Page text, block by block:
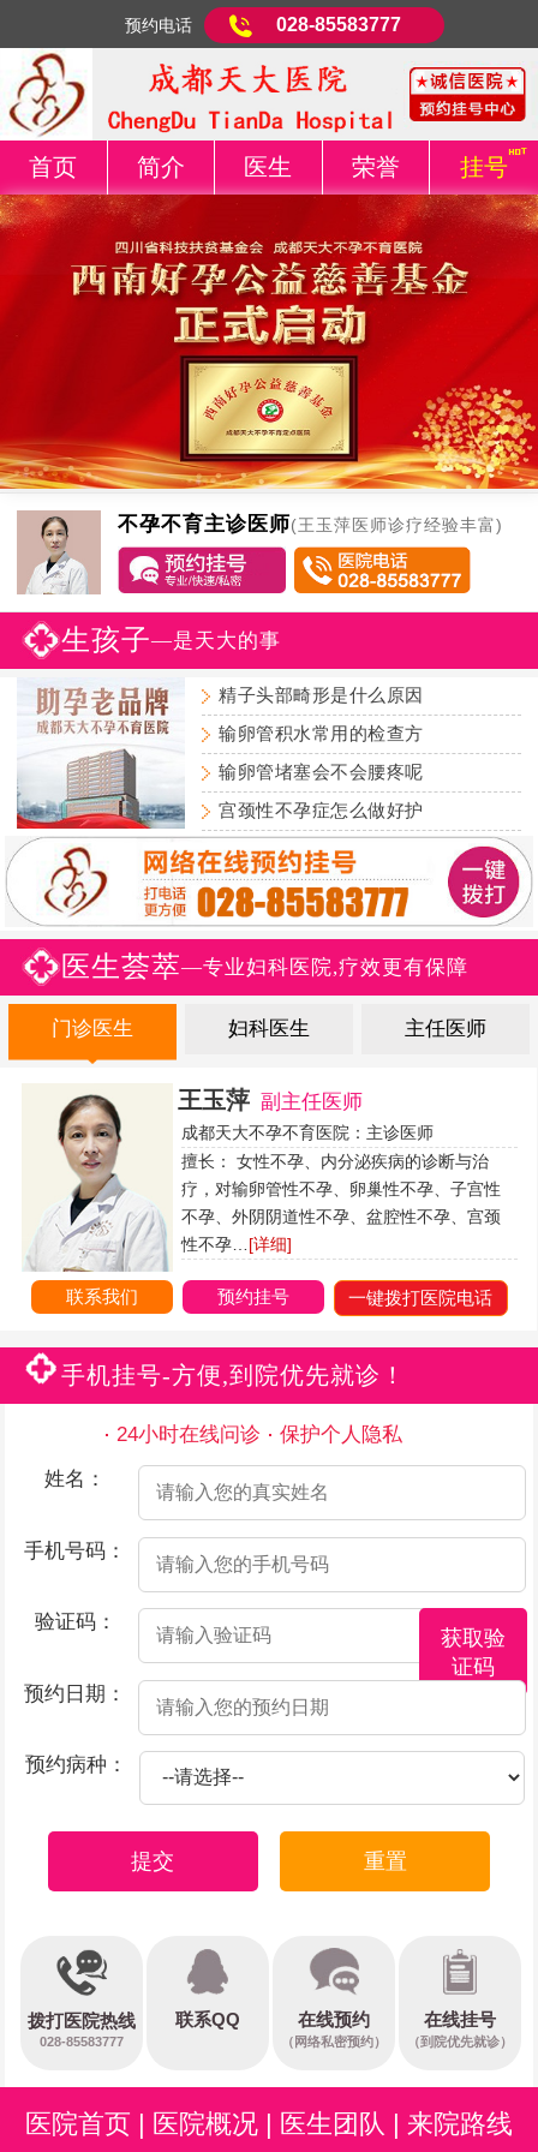
预约电话 028-85583777
首页 简介 医生 荣誉 挂号
不孕不育主诊医师(王玉萍医师诊疗经验丰富)
生孩子—是天大的事
精子头部畸形是什么原因
输卵管积水常用的检查方
输卵管堵塞会不会腰疼呢
宫颈性不孕症怎么做好护
医生荟萃—专业妇科医院,疗效更有保障
门诊医生 妇科医生 主任医师
王玉萍 副主任医师
成都天大不孕不育医院：主诊医师
擅长： 女性不孕、内分泌疾病的诊断与治
疗，对输卵管性不孕、卵巢性不孕、子宫性
不孕、外阴阴道性不孕、盆腔性不孕、宫颈
性不孕… [详细]
联系我们 预约挂号 一键拨打医院电话
手机挂号-方便,到院优先就诊！
24小时在线问诊
保护个人隐私
姓名：
手机号码：
验证码：
获取验
证码
预约日期：
预约病种：
提交 重置
拨打医院热线
028-85583777
联系QQ 在线预约
（网络私密预约）
在线挂号
（到院优先就诊）
医院首页 | 医院概况 | 医生团队 | 来院路线